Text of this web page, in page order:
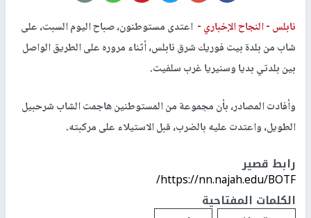
نابلس -النجاح الإخباري - اعتدى مستوطنون، صباح اليوم السبت، على
شاب من بلدة بيت فوريك شرق نابلس، أثناء مروره على الطريق الواصل
بين بلدتي بديا وسنيريا غرب سلفيت.
وأفادت المصادر، بأن مجموعة من المستوطنين هاجمت الشاب شرحبيل
الطويل، واعتدت عليه بالضرب، قبل الاستيلاء على مركبته.
رابط قصير
https://nn.najah.edu/BOTF/
الكلمات المفتاحية